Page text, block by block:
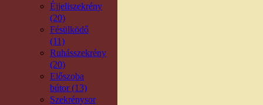
Éjjeliszekrény
(20)
Fésülködő
(11)
Ruhásszekrény
(20)
Előszoba
bútor (13)
Szekrénysor